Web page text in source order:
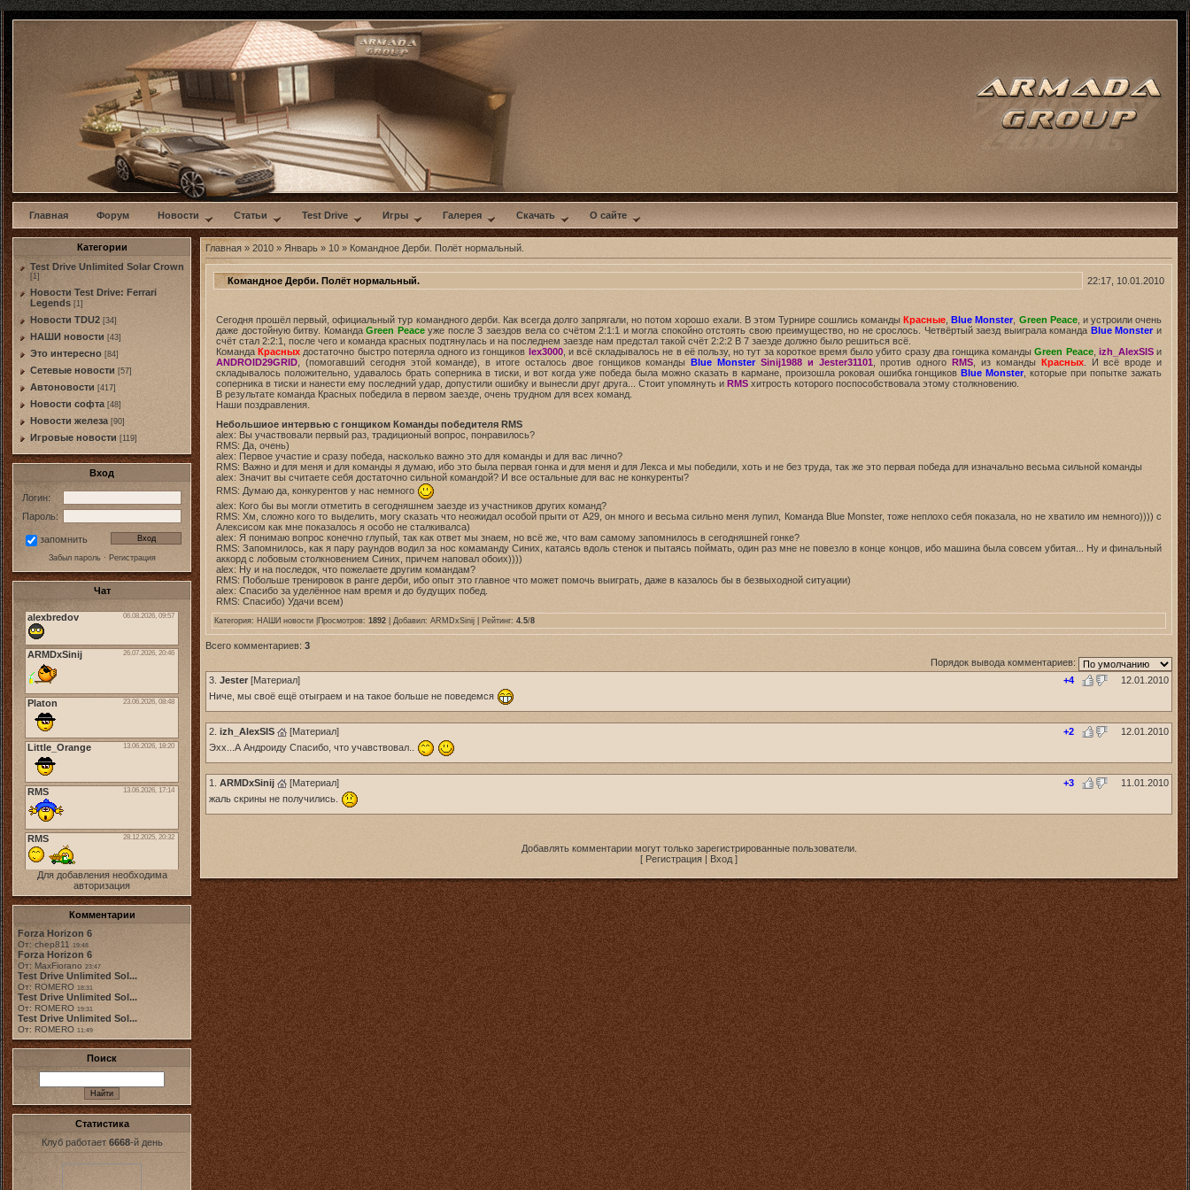
w
Главная Форум Новости Статьи Test Drive Игры Галерея Скачать О сайте
Категории
Test Drive Unlimited Solar Crown
[1]
Новости Test Drive: Ferrari
Legends [1]
Новости TDU2 [34]
НАШИ новости [43]
Это интересно [84]
Сетевые новости [57]
Автоновости [417]
Новости софта [48]
Новоcти железа [90]
Игровые новости [119]
Вход
Логин:
Пароль:
запомнить
Забыл пароль· Регистрация
Чат
Для добавления необходима
авторизация
Комментарии
Forza Horizon 6
От: chep811 19:48
Forza Horizon 6
От: MaxFiorano 23:47
Test Drive Unlimited Sol...
От: ROMERO 18:31
Test Drive Unlimited Sol...
От: ROMERO 19:31
Test Drive Unlimited Sol...
От: ROMERO 11:49
Поиск
Статистика
Клуб работает 6668-й день
Главная » 2010 » Январь » 10 » Командное Дерби. Полёт нормальный.
Командное Дерби. Полёт нормальный. 22:17, 10.01.2010
Сегодня прошёл первый, официальный тур командного дерби. Как всегда долго запрягали, но потом хорошо ехали. В этом Турнире сошлись командыКрасные ,Blue Monster, Green Peace, и устроили очень
даже достойную битву. КомандаGreen Peaceуже после 3 заездов вела со счётом 2:1:1 и могла спокойно отстоять свою преимущество, но не срослось. Четвёртый заезд выиграла команда Blue Monsterи
счёт стал 2:2:1, после чего и команда красных подтянулась и на последнем заезде нам предстал такой счёт 2:2:2 В 7 заезде должно было решиться всё.
КомандаКрасных достаточно быстро потеряла одного из гонщиков lex3000, и всё складывалось не в её пользу, но тут за короткое время было убито сразу два гонщика командыGreen Peace, izh_AlexSISи
ANDROID29GRID , (помогавший сегодня этой команде), в итоге осталось двое гонщиков командыBlue Monster Sinij1988 и Jester31101, против одногоRMS , из команды Красных. И всё вроде и
складывалось положительно, удавалось брать соперника в тиски, и вот когда уже победа была можно сказать в кармане, произошла роковая ошибка гонщиковBlue Monster, которые при попытке зажать
соперника в тиски и нанести ему последний удар, допустили ошибку и вынесли друг друга... Стоит упомянуть и RMS хитрость которого поспособствовала этому столкновению.
В результате команда Красных победила в первом заезде, очень трудном для всех команд.
Наши поздравления.
Небольшиое интервью с гонщиком Команды победителя RMS
alex: Вы участвовали первый раз, традиционый вопрос, понравилось?
RMS: Да, очень)
alex: Первое участие и сразу победа, насколько важно это для команды и для вас лично?
RMS: Важно и для меня и для команды я думаю, ибо это была первая гонка и для меня и для Лекса и мы победили, хоть и не без труда, так же это первая победа для изначально весьма сильной команды
alex: Значит вы считаете себя достаточно сильной командой? И все остальные для вас не конкуренты?
RMS: Думаю да, конкурентов у нас немного
alex: Кого бы вы могли отметить в сегодняшнем заезде из участников других команд?
RMS: Хм, сложно кого то выделить, могу сказать что неожидал особой прыти от А29, он много и весьма сильно меня лупил, Команда Blue Monster, тоже неплохо себя показала, но не хватило им немного)))) с
Алексисом как мне показалось я особо не сталкивалса)
alex: Я понимаю вопрос конечно глупый, так как ответ мы знаем, но всё же, что вам самому запомнилось в сегодняшней гонке?
RMS: Запомнилось, как я пару раундов водил за нос комаманду Синих, катаясь вдоль стенок и пытаясь поймать, один раз мне не повезло в конце концов, ибо машина была совсем убитая... Ну и финальный
аккорд с лобовым столкновением Синих, причем наповал обоих))))
alex: Ну и на последок, что пожелаете другим командам?
RMS: Побольше тренировок в ранге дерби, ибо опыт это главное что может помочь выиграть, даже в казалось бы в безвыходной ситуации)
alex: Спасибо за уделённое нам время и до будущих побед.
RMS: Спасибо) Удачи всем)
Категория: НАШИ новости |Просмотров: 1892 | Добавил: ARMDxSinij | Рейтинг: 4.5/8
Всего комментариев: 3
Порядок вывода комментариев:
+4
12.01.2010
3. Jester [Материал]
Ниче, мы своё ещё отыграем и на такое больше не поведемся
+2 12.01.2010
2. izh_AlexSIS [Материал]
Эхх...А Андроиду Спасибо, что учавствовал..
+3 11.01.2010
1. ARMDxSinij [Материал]
жаль скрины не получились.
Добавлять комментарии могут только зарегистрированные пользователи.
[ Регистрация | Вход ]